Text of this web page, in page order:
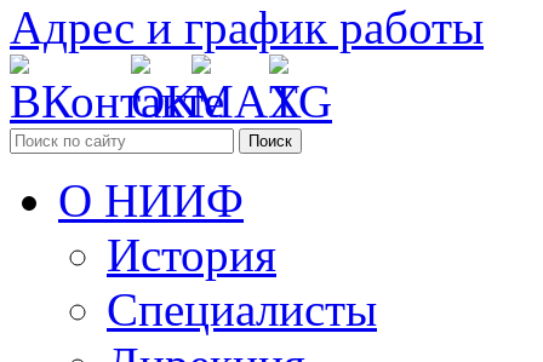
Адрес и график работы
Поиск
О НИИФ
История
Специалисты